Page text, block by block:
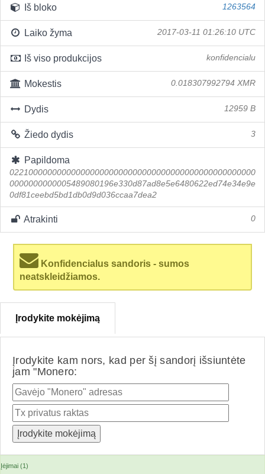
Iš bloko 1263564
Laiko žyma 2017-03-11 01:26:10 UTC
Iš viso produkcijos konfidencialu
Mokestis 0.018307992794 XMR
Dydis 12959 B
Žiedo dydis 3
Papildoma
0221000000000000000000000000000000000000000000000000
0000000000005489080196e330d87ad8e5e6480622ed74e34e9e
0df81ceebd5bd1db0d9d036ccaa7dea2
Atrakinti 0
Konfidencialus sandoris - sumos
neatskleidžiamos.
Įrodykite mokėjimą
Įrodykite kam nors, kad per šį sandorį išsiuntėte
jam "Monero:
Įėjimai (1)